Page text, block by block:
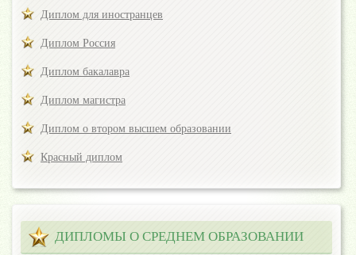
Диплом для иностранцев
Диплом Россия
Диплом бакалавра
Диплом магистра
Диплом о втором высшем образовании
Красный диплом
ДИПЛОМЫ О СРЕДНЕМ ОБРАЗОВАНИИ